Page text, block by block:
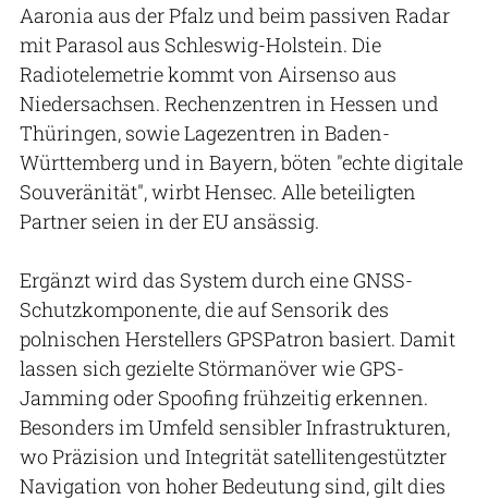
Aaronia aus der Pfalz und beim passiven Radar
mit Parasol aus Schleswig-Holstein. Die
Radiotelemetrie kommt von Airsenso aus
Niedersachsen. Rechenzentren in Hessen und
Thüringen, sowie Lagezentren in Baden-
Württemberg und in Bayern, böten "echte digitale
Souveränität", wirbt Hensec. Alle beteiligten
Partner seien in der EU ansässig.
Ergänzt wird das System durch eine GNSS-
Schutzkomponente, die auf Sensorik des
polnischen Herstellers GPSPatron basiert. Damit
lassen sich gezielte Störmanöver wie GPS-
Jamming oder Spoofing frühzeitig erkennen.
Besonders im Umfeld sensibler Infrastrukturen,
wo Präzision und Integrität satellitengestützter
Navigation von hoher Bedeutung sind, gilt dies